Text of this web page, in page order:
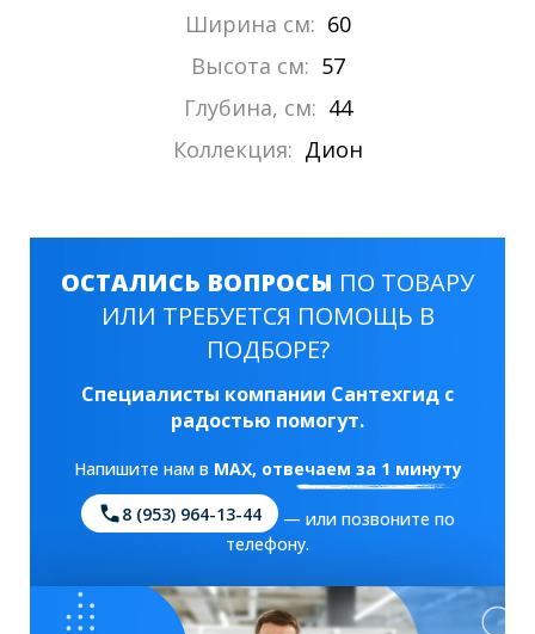
Ширина см: 60
Высота см: 57
Глубина, см: 44
Коллекция: Дион
ОСТАЛИСЬ ВОПРОСЫ ПО ТОВАРУ
ИЛИ ТРЕБУЕТСЯ ПОМОЩЬ В
ПОДБОРЕ?
Специалисты компании Сантехгид с
радостью помогут.
Напишите нам в MAX, отвечаем за 1 минуту
8 (953) 964-13-44
— или позвоните по
телефону.